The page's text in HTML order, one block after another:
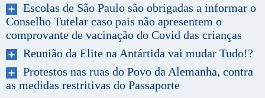
Escolas de São Paulo são obrigadas a informar o
Conselho Tutelar caso pais não apresentem o
comprovante de vacinação do Covid das crianças
Reunião da Elite na Antártida vai mudar Tudo!?
Protestos nas ruas do Povo da Alemanha, contra
as medidas restritivas do Passaporte